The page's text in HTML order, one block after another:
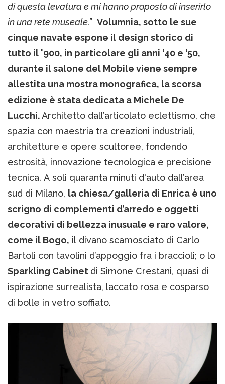
di questa levatura e mi hanno proposto di inserirlo
in una rete museale.” Volumnia, sotto le sue
cinque navate espone il design storico di
tutto il '900, in particolare gli anni ‘40 e ‘50,
durante il salone del Mobile viene sempre
allestita una mostra monografica, la scorsa
edizione è stata dedicata a Michele De
Lucchi.Architetto dall’articolato eclettismo, che
spazia con maestria tra creazioni industriali,
architetture e opere scultoree, fondendo
estrosità, innovazione tecnologica e precisione
tecnica. A soli quaranta minuti d'auto dall’area
sud di Milano, la chiesa/galleria di Enrica è uno
scrigno di complementi d’arredo e oggetti
decorativi di bellezza inusuale e raro valore,
come il Bogo, il divano scamosciato di Carlo
Bartoli con tavolini d’appoggio fra i braccioli; o lo
Sparkling Cabinet di Simone Crestani, quasi di
ispirazione surrealista, laccato rosa e cosparso
di bolle in vetro soffiato.